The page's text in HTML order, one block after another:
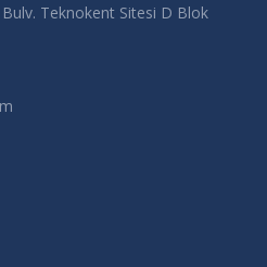
Teknokent Sitesi D Blok